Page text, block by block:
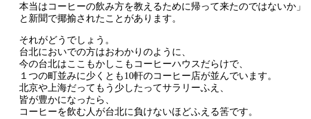
本当はコーヒーの飲み方を教えるために帰って来たのではないか」
と新聞で揶揄されたことがあります。
それがどうでしょう。
台北においでの方はおわかりのように、
今の台北はここもかしこもコーヒーハウスだらけで、
１つの町並みに少くとも10軒のコーヒー店が並んでいます。
北京や上海だってもう少したってサラリーふえ、
皆が豊かになったら、
コーヒーを飲む人が台北に負けないほどふえる筈です。